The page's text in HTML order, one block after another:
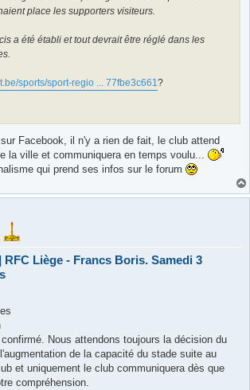
place les supporters visiteurs.
a été établi et tout devrait être réglé dans les
sports/sport-regio ... 77fbe3c661?
Facebook, il n'y a rien de fait, le club attend
la ville et communiquera en temps voulu...
qui prend ses infos sur le forum
Liège - Francs Boris. Samedi 3
Nous attendons toujours la décision du
de la capacité du stade suite au
et uniquement le club communiquera dès que
compréhension.